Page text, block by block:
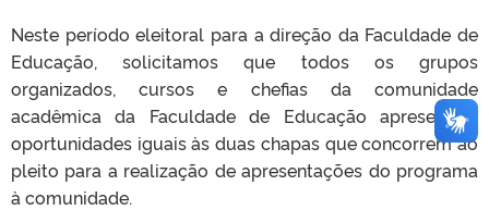
Neste período eleitoral para a direção da Faculdade de
Educação, solicitamos que todos os grupos
organizados, cursos e chefias da comunidade
acadêmica da Faculdade de Educação apresentem
oportunidades iguais às duas chapas que concorrem ao
pleito para a realização de apresentações do programa
à comunidade.